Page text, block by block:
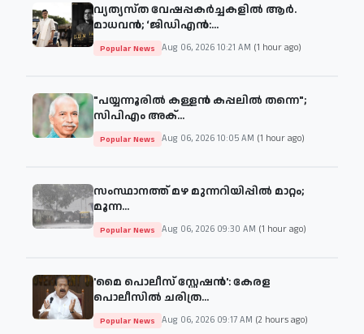
വ്യത്യസ്ത വേഷപ്പകർച്ചകളിൽ ആർ.
മാധവൻ; ‘ജിഡിഎൻ:...
Popular News Aug 06, 2026 10:21 AM (1 hour ago)
"പയ്യന്നൂരിൽ കള്ളൻ കപ്പലിൽ തന്നെ";
സിപിഎം അക്...
Popular News Aug 06, 2026 10:05 AM (1 hour ago)
സംസ്ഥാനത്ത് മഴ മുന്നറിയിപ്പില്‍ മാറ്റം;
മൂന്ന...
Popular News Aug 06, 2026 09:30 AM (1 hour ago)
'മൈ പൊലീസ് സ്റ്റേഷന്‍': കേരള
പൊലീസില്‍ ചരിത്ര...
Popular News Aug 06, 2026 09:17 AM (2 hours ago)